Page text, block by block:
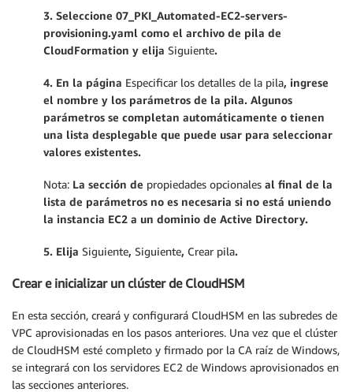
3. Seleccione 07_PKI_Automated-EC2-servers-
provisioning.yaml como el archivo de pila de
CloudFormation y elija Siguiente.
4. En la página Especificar los detalles de la pila, ingrese
el nombre y los parámetros de la pila. Algunos
parámetros se completan automáticamente o tienen
una lista desplegable que puede usar para seleccionar
valores existentes.
Nota: La sección de propiedades opcionales al final de la
lista de parámetros no es necesaria si no está uniendo
la instancia EC2 a un dominio de Active Directory.
5. Elija Siguiente, Siguiente, Crear pila.
Crear e inicializar un clúster de CloudHSM
En esta sección, creará y configurará CloudHSM en las subredes de
VPC aprovisionadas en los pasos anteriores. Una vez que el clúster
de CloudHSM esté completo y firmado por la CA raíz de Windows,
se integrará con los servidores EC2 de Windows aprovisionados en
las secciones anteriores.